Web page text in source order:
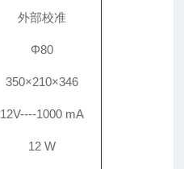
外部校准
Φ80
350×210×346
12V----1000 mA
12 W